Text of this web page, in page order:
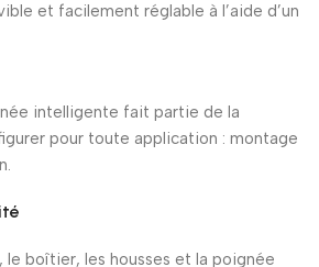
et facilement réglable à l’aide d’un
intelligente fait partie de la
pour toute application : montage
boîtier, les housses et la poignée